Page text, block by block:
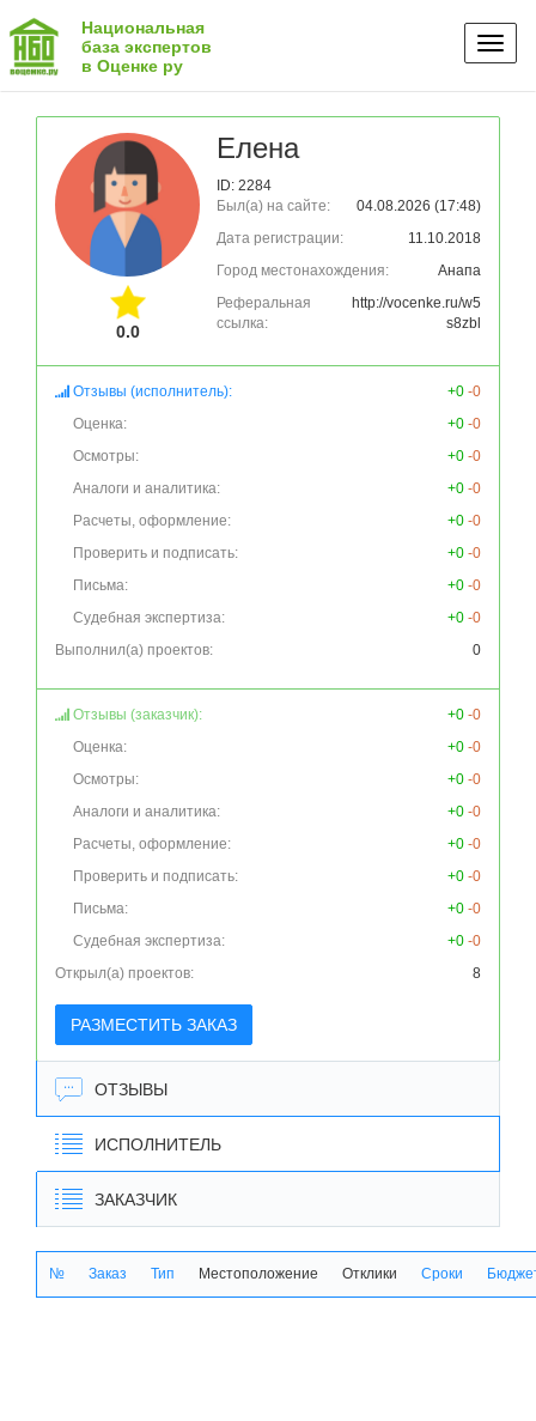
Национальная
база экспертов
в Оценке ру
0.0
Елена
ID: 2284
Был(а) на сайте:
04.08.2026 (17:48)
Дата регистрации:
11.10.2018
Город местонахождения:
Анапа
Реферальная
ссылка:
http://vocenke.ru/w5
s8zbl
Отзывы (исполнитель): +0 -0
Оценка:
+0 -0
Осмотры:
+0 -0
Аналоги и аналитика:
+0 -0
Расчеты, оформление:
+0 -0
Проверить и подписать:
+0 -0
Письма:
+0 -0
Судебная экспертиза:
+0 -0
Выполнил(а) проектов:
0
Отзывы (заказчик): +0 -0
Оценка:
+0 -0
Осмотры:
+0 -0
Аналоги и аналитика:
+0 -0
Расчеты, оформление:
+0 -0
Проверить и подписать:
+0 -0
Письма:
+0 -0
Судебная экспертиза:
+0 -0
Открыл(а) проектов:
8
РАЗМЕСТИТЬ ЗАКАЗ
ОТЗЫВЫ
ИСПОЛНИТЕЛЬ
ЗАКАЗЧИК
№ Заказ Тип Местоположение Отклики Сроки